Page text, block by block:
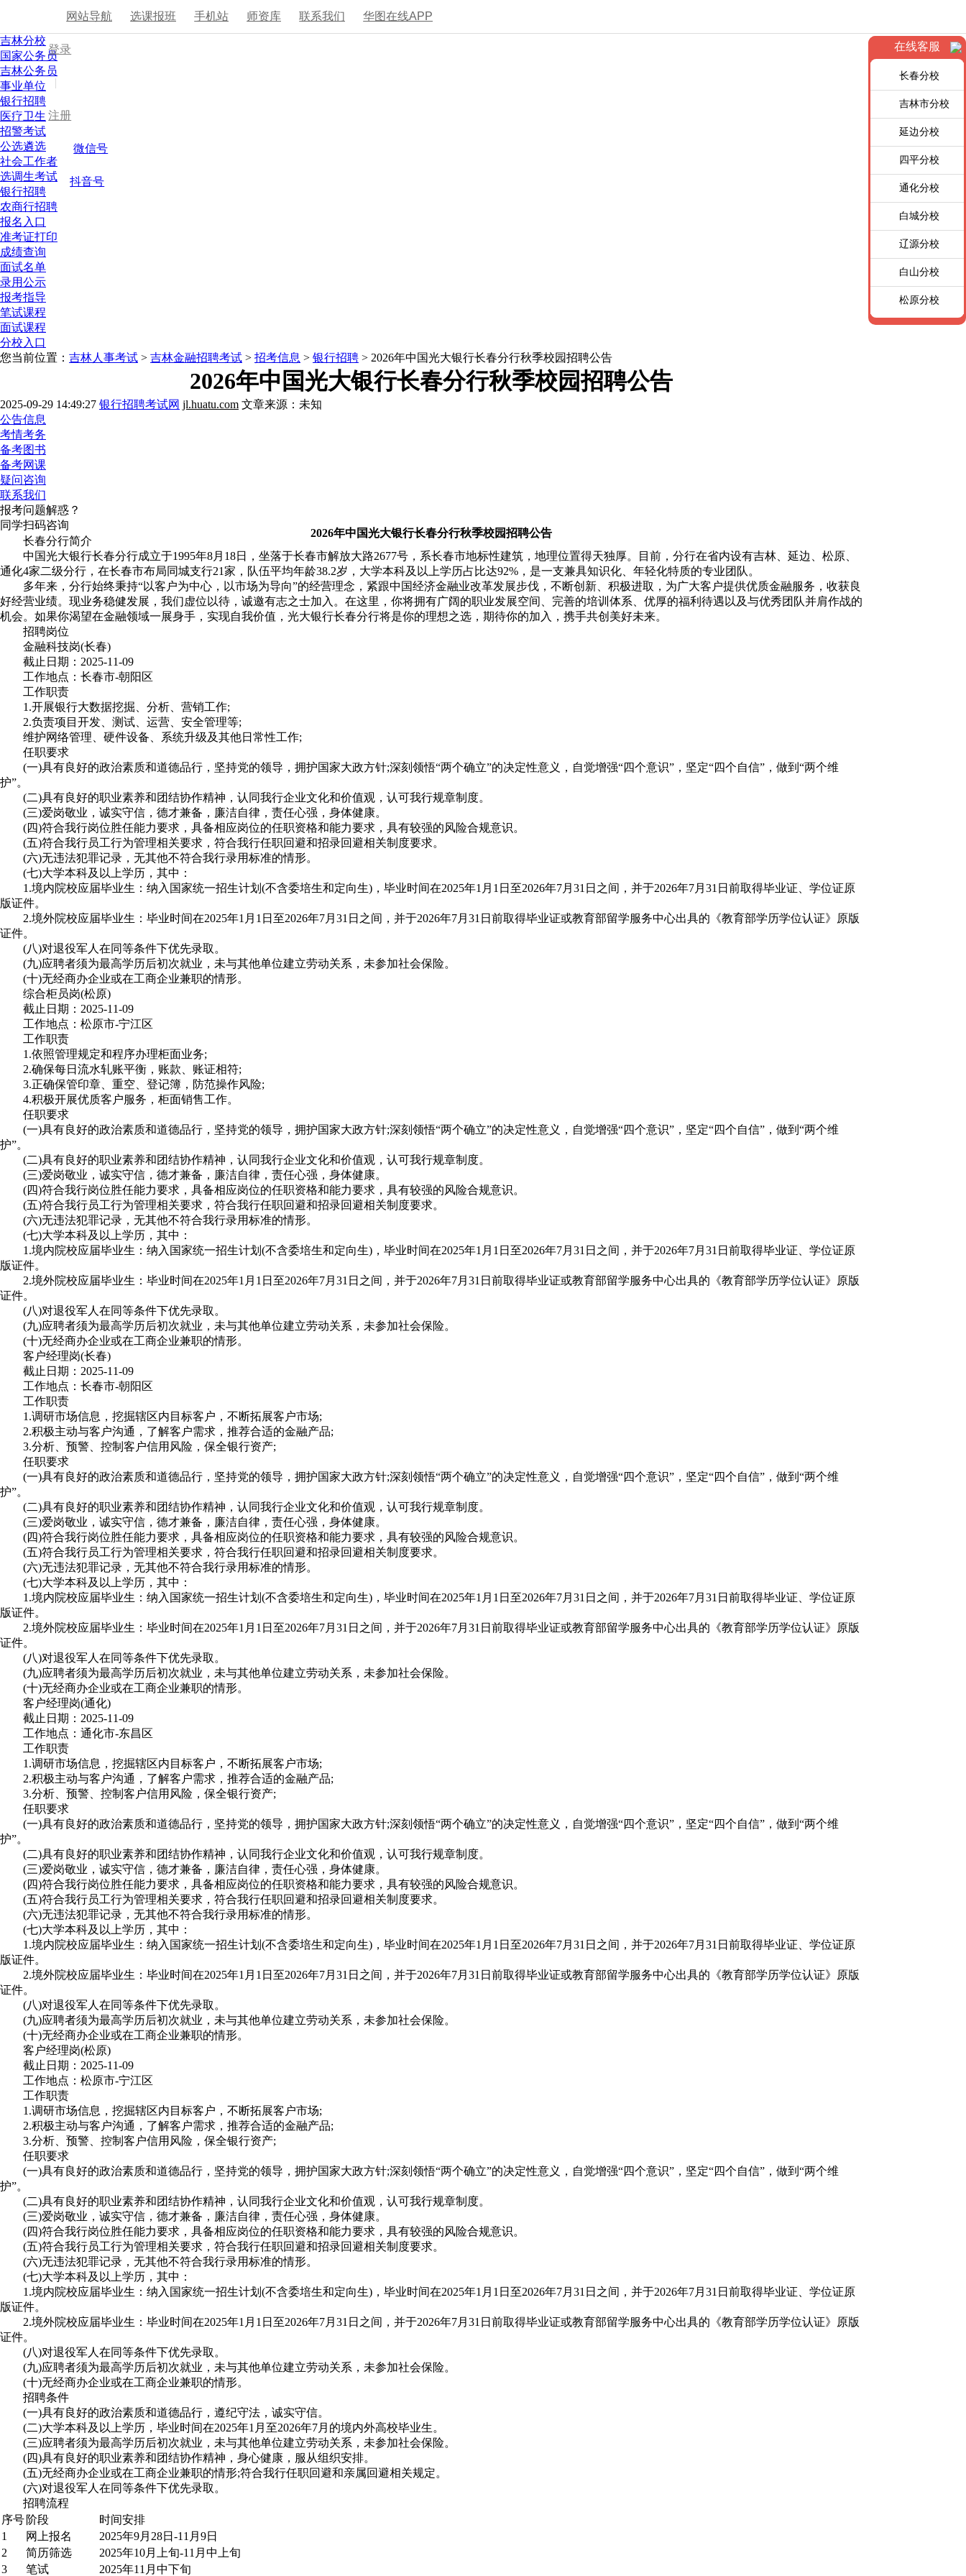
网站导航 选课报班 手机站 师资库 联系我们 华图在线APP
登录
|
注册
微信号
抖音号
吉林分校
国家公务员
吉林公务员
事业单位
银行招聘
医疗卫生
招警考试
公选遴选
社会工作者
选调生考试
银行招聘
农商行招聘
报名入口
准考证打印
成绩查询
面试名单
录用公示
报考指导
笔试课程
面试课程
分校入口
您当前位置： 吉林人事考试 > 吉林金融招聘考试 > 招考信息 > 银行招聘 > 2026年中国光大银行长春分行秋季校园招聘公告
2026年中国光大银行长春分行秋季校园招聘公告
2025-09-29 14:49:27 银行招聘考试网 jl.huatu.com 文章来源：未知
公告信息
考情考务
备考图书
备考网课
疑问咨询
联系我们
报考问题解惑？
同学扫码咨询
2026年中国光大银行长春分行秋季校园招聘公告
长春分行简介
中国光大银行长春分行成立于1995年8月18日，坐落于长春市解放大路2677号，系长春市地标性建筑，地理位置得天独厚。目前，分行在省内设有吉林、延边、松原、
通化4家二级分行，在长春市布局同城支行21家，队伍平均年龄38.2岁，大学本科及以上学历占比达92%，是一支兼具知识化、年轻化特质的专业团队。
多年来，分行始终秉持“以客户为中心，以市场为导向”的经营理念，紧跟中国经济金融业改革发展步伐，不断创新、积极进取，为广大客户提供优质金融服务，收获良
好经营业绩。现业务稳健发展，我们虚位以待，诚邀有志之士加入。在这里，你将拥有广阔的职业发展空间、完善的培训体系、优厚的福利待遇以及与优秀团队并肩作战的
机会。如果你渴望在金融领域一展身手，实现自我价值，光大银行长春分行将是你的理想之选，期待你的加入，携手共创美好未来。
招聘岗位
金融科技岗(长春)
截止日期：2025-11-09
工作地点：长春市-朝阳区
工作职责
1.开展银行大数据挖掘、分析、营销工作;
2.负责项目开发、测试、运营、安全管理等;
维护网络管理、硬件设备、系统升级及其他日常性工作;
任职要求
(一)具有良好的政治素质和道德品行，坚持党的领导，拥护国家大政方针;深刻领悟“两个确立”的决定性意义，自觉增强“四个意识”，坚定“四个自信”，做到“两个维
护”。
(二)具有良好的职业素养和团结协作精神，认同我行企业文化和价值观，认可我行规章制度。
(三)爱岗敬业，诚实守信，德才兼备，廉洁自律，责任心强，身体健康。
(四)符合我行岗位胜任能力要求，具备相应岗位的任职资格和能力要求，具有较强的风险合规意识。
(五)符合我行员工行为管理相关要求，符合我行任职回避和招录回避相关制度要求。
(六)无违法犯罪记录，无其他不符合我行录用标准的情形。
(七)大学本科及以上学历，其中：
1.境内院校应届毕业生：纳入国家统一招生计划(不含委培生和定向生)，毕业时间在2025年1月1日至2026年7月31日之间，并于2026年7月31日前取得毕业证、学位证原
版证件。
2.境外院校应届毕业生：毕业时间在2025年1月1日至2026年7月31日之间，并于2026年7月31日前取得毕业证或教育部留学服务中心出具的《教育部学历学位认证》原版
证件。
(八)对退役军人在同等条件下优先录取。
(九)应聘者须为最高学历后初次就业，未与其他单位建立劳动关系，未参加社会保险。
(十)无经商办企业或在工商企业兼职的情形。
综合柜员岗(松原)
截止日期：2025-11-09
工作地点：松原市-宁江区
工作职责
1.依照管理规定和程序办理柜面业务;
2.确保每日流水轧账平衡，账款、账证相符;
3.正确保管印章、重空、登记簿，防范操作风险;
4.积极开展优质客户服务，柜面销售工作。
任职要求
(一)具有良好的政治素质和道德品行，坚持党的领导，拥护国家大政方针;深刻领悟“两个确立”的决定性意义，自觉增强“四个意识”，坚定“四个自信”，做到“两个维
护”。
(二)具有良好的职业素养和团结协作精神，认同我行企业文化和价值观，认可我行规章制度。
(三)爱岗敬业，诚实守信，德才兼备，廉洁自律，责任心强，身体健康。
(四)符合我行岗位胜任能力要求，具备相应岗位的任职资格和能力要求，具有较强的风险合规意识。
(五)符合我行员工行为管理相关要求，符合我行任职回避和招录回避相关制度要求。
(六)无违法犯罪记录，无其他不符合我行录用标准的情形。
(七)大学本科及以上学历，其中：
1.境内院校应届毕业生：纳入国家统一招生计划(不含委培生和定向生)，毕业时间在2025年1月1日至2026年7月31日之间，并于2026年7月31日前取得毕业证、学位证原
版证件。
2.境外院校应届毕业生：毕业时间在2025年1月1日至2026年7月31日之间，并于2026年7月31日前取得毕业证或教育部留学服务中心出具的《教育部学历学位认证》原版
证件。
(八)对退役军人在同等条件下优先录取。
(九)应聘者须为最高学历后初次就业，未与其他单位建立劳动关系，未参加社会保险。
(十)无经商办企业或在工商企业兼职的情形。
客户经理岗(长春)
截止日期：2025-11-09
工作地点：长春市-朝阳区
工作职责
1.调研市场信息，挖掘辖区内目标客户，不断拓展客户市场;
2.积极主动与客户沟通，了解客户需求，推荐合适的金融产品;
3.分析、预警、控制客户信用风险，保全银行资产;
任职要求
(一)具有良好的政治素质和道德品行，坚持党的领导，拥护国家大政方针;深刻领悟“两个确立”的决定性意义，自觉增强“四个意识”，坚定“四个自信”，做到“两个维
护”。
(二)具有良好的职业素养和团结协作精神，认同我行企业文化和价值观，认可我行规章制度。
(三)爱岗敬业，诚实守信，德才兼备，廉洁自律，责任心强，身体健康。
(四)符合我行岗位胜任能力要求，具备相应岗位的任职资格和能力要求，具有较强的风险合规意识。
(五)符合我行员工行为管理相关要求，符合我行任职回避和招录回避相关制度要求。
(六)无违法犯罪记录，无其他不符合我行录用标准的情形。
(七)大学本科及以上学历，其中：
1.境内院校应届毕业生：纳入国家统一招生计划(不含委培生和定向生)，毕业时间在2025年1月1日至2026年7月31日之间，并于2026年7月31日前取得毕业证、学位证原
版证件。
2.境外院校应届毕业生：毕业时间在2025年1月1日至2026年7月31日之间，并于2026年7月31日前取得毕业证或教育部留学服务中心出具的《教育部学历学位认证》原版
证件。
(八)对退役军人在同等条件下优先录取。
(九)应聘者须为最高学历后初次就业，未与其他单位建立劳动关系，未参加社会保险。
(十)无经商办企业或在工商企业兼职的情形。
客户经理岗(通化)
截止日期：2025-11-09
工作地点：通化市-东昌区
工作职责
1.调研市场信息，挖掘辖区内目标客户，不断拓展客户市场;
2.积极主动与客户沟通，了解客户需求，推荐合适的金融产品;
3.分析、预警、控制客户信用风险，保全银行资产;
任职要求
(一)具有良好的政治素质和道德品行，坚持党的领导，拥护国家大政方针;深刻领悟“两个确立”的决定性意义，自觉增强“四个意识”，坚定“四个自信”，做到“两个维
护”。
(二)具有良好的职业素养和团结协作精神，认同我行企业文化和价值观，认可我行规章制度。
(三)爱岗敬业，诚实守信，德才兼备，廉洁自律，责任心强，身体健康。
(四)符合我行岗位胜任能力要求，具备相应岗位的任职资格和能力要求，具有较强的风险合规意识。
(五)符合我行员工行为管理相关要求，符合我行任职回避和招录回避相关制度要求。
(六)无违法犯罪记录，无其他不符合我行录用标准的情形。
(七)大学本科及以上学历，其中：
1.境内院校应届毕业生：纳入国家统一招生计划(不含委培生和定向生)，毕业时间在2025年1月1日至2026年7月31日之间，并于2026年7月31日前取得毕业证、学位证原
版证件。
2.境外院校应届毕业生：毕业时间在2025年1月1日至2026年7月31日之间，并于2026年7月31日前取得毕业证或教育部留学服务中心出具的《教育部学历学位认证》原版
证件。
(八)对退役军人在同等条件下优先录取。
(九)应聘者须为最高学历后初次就业，未与其他单位建立劳动关系，未参加社会保险。
(十)无经商办企业或在工商企业兼职的情形。
客户经理岗(松原)
截止日期：2025-11-09
工作地点：松原市-宁江区
工作职责
1.调研市场信息，挖掘辖区内目标客户，不断拓展客户市场;
2.积极主动与客户沟通，了解客户需求，推荐合适的金融产品;
3.分析、预警、控制客户信用风险，保全银行资产;
任职要求
(一)具有良好的政治素质和道德品行，坚持党的领导，拥护国家大政方针;深刻领悟“两个确立”的决定性意义，自觉增强“四个意识”，坚定“四个自信”，做到“两个维
护”。
(二)具有良好的职业素养和团结协作精神，认同我行企业文化和价值观，认可我行规章制度。
(三)爱岗敬业，诚实守信，德才兼备，廉洁自律，责任心强，身体健康。
(四)符合我行岗位胜任能力要求，具备相应岗位的任职资格和能力要求，具有较强的风险合规意识。
(五)符合我行员工行为管理相关要求，符合我行任职回避和招录回避相关制度要求。
(六)无违法犯罪记录，无其他不符合我行录用标准的情形。
(七)大学本科及以上学历，其中：
1.境内院校应届毕业生：纳入国家统一招生计划(不含委培生和定向生)，毕业时间在2025年1月1日至2026年7月31日之间，并于2026年7月31日前取得毕业证、学位证原
版证件。
2.境外院校应届毕业生：毕业时间在2025年1月1日至2026年7月31日之间，并于2026年7月31日前取得毕业证或教育部留学服务中心出具的《教育部学历学位认证》原版
证件。
(八)对退役军人在同等条件下优先录取。
(九)应聘者须为最高学历后初次就业，未与其他单位建立劳动关系，未参加社会保险。
(十)无经商办企业或在工商企业兼职的情形。
招聘条件
(一)具有良好的政治素质和道德品行，遵纪守法，诚实守信。
(二)大学本科及以上学历，毕业时间在2025年1月至2026年7月的境内外高校毕业生。
(三)应聘者须为最高学历后初次就业，未与其他单位建立劳动关系，未参加社会保险。
(四)具有良好的职业素养和团结协作精神，身心健康，服从组织安排。
(五)无经商办企业或在工商企业兼职的情形;符合我行任职回避和亲属回避相关规定。
(六)对退役军人在同等条件下优先录取。
招聘流程
序号 阶段
时间安排
1
网上报名
2025年9月28日-11月9日
2
简历筛选
2025年10月上旬-11月中上旬
3
笔试 2025年11月中下旬
在线客服
长春分校
吉林市分校
延边分校
四平分校
通化分校
白城分校
辽源分校
白山分校
松原分校